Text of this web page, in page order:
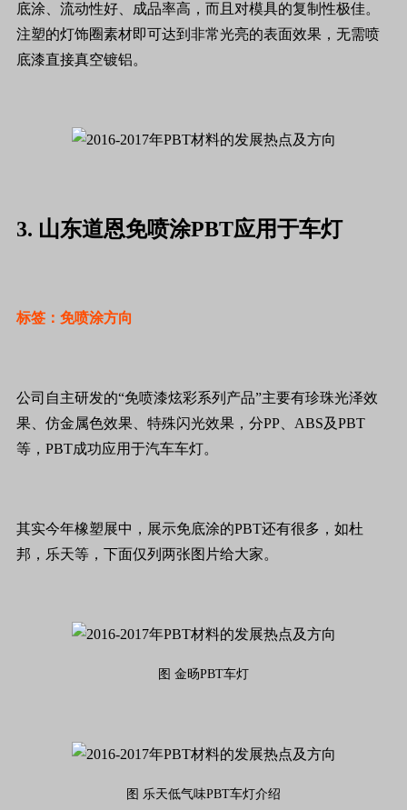
底涂、流动性好、成品率高，而且对模具的复制性极佳。
注塑的灯饰圈素材即可达到非常光亮的表面效果，无需喷
底漆直接真空镀铝。
3. 山东道恩免喷涂PBT应用于车灯
标签：免喷涂方向
公司自主研发的“免喷漆炫彩系列产品”主要有珍珠光泽效
果、仿金属色效果、特殊闪光效果，分PP、ABS及PBT
等，PBT成功应用于汽车车灯。
其实今年橡塑展中，展示免底涂的PBT还有很多，如杜
邦，乐天等，下面仅列两张图片给大家。
图 金旸PBT车灯
图 乐天低气味PBT车灯介绍